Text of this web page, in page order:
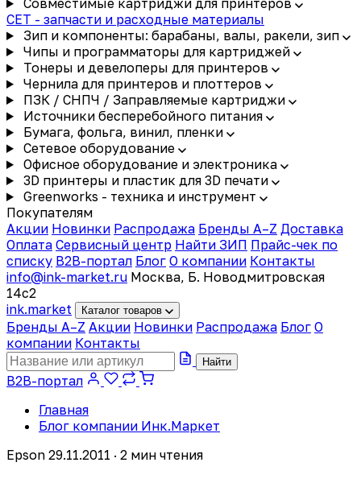
Совместимые картриджи для принтеров
CET - запчасти и расходные материалы
Зип и компоненты: барабаны, валы, ракели, зип
Чипы и программаторы для картриджей
Тонеры и девелоперы для принтеров
Чернила для принтеров и плоттеров
ПЗК / СНПЧ / Заправляемые картриджи
Источники бесперебойного питания
Бумага, фольга, винил, пленки
Сетевое оборудование
Офисное оборудование и электроника
3D принтеры и пластик для 3D печати
Greenworks - техника и инструмент
Покупателям
Акции Новинки Распродажа Бренды A–Z Доставка
Оплата Сервисный центр Найти ЗИП Прайс-чек по
списку B2B-портал Блог О компании Контакты
info@ink-market.ru Москва, Б. Новодмитровская
14с2
ink.market Каталог товаров
Бренды A–Z Акции Новинки Распродажа Блог О
компании Контакты
Найти
B2B-портал
Главная
Блог компании Инк.Маркет
Epson 29.11.2011 · 2 мин чтения